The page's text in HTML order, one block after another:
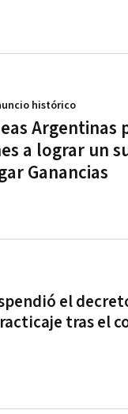
Argentinas
a lograr un
Ganancias
histórico
el
tras el